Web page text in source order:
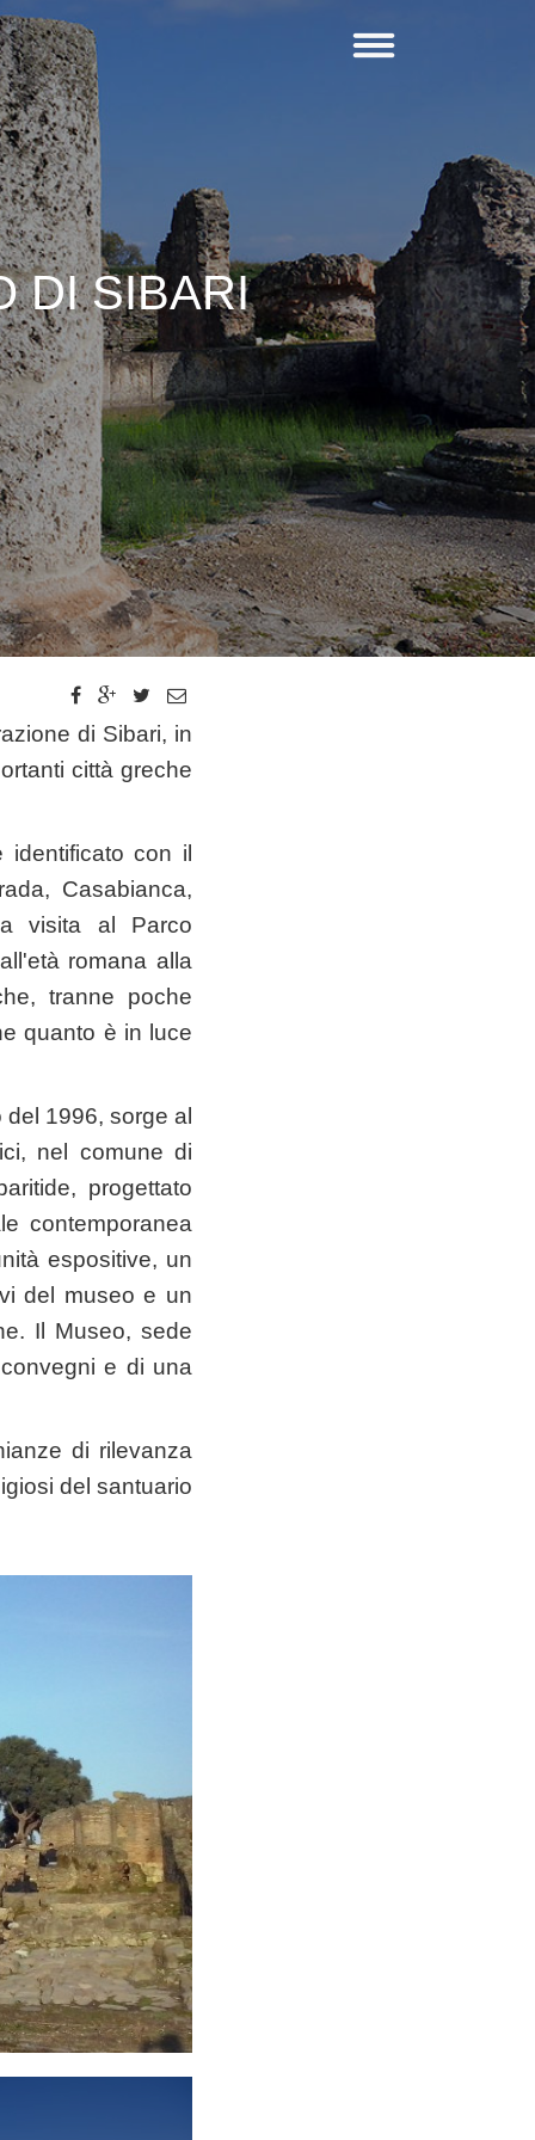
DI SIBARI
di Sibari, in
città greche
identificato con il
Casabianca,
visita al Parco
romana alla
tranne poche
quanto è in luce
1996, sorge al
nel comune di
progettato
contemporanea
espositive, un
del museo e un
Il Museo, sede
e di una
di rilevanza
del santuario